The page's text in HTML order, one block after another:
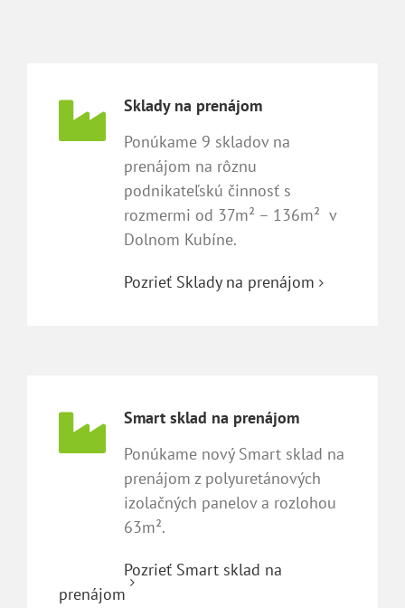
Sklady na prenájom
Ponúkame 9 skladov na
prenájom na rôznu
podnikateľskú činnosť s
rozmermi od 37m² – 136m² v
Dolnom Kubíne.
Pozrieť Sklady na prenájom
Smart sklad na prenájom
Ponúkame nový Smart sklad na
prenájom z polyuretánových
izolačných panelov a rozlohou
63m².
Pozrieť Smart sklad na
prenájom